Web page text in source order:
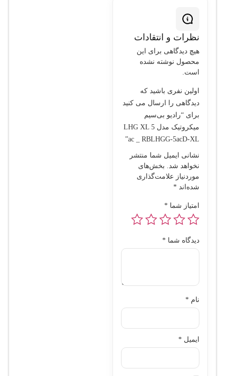
نظرات و انتقادات
هیچ دیدگاهی برای این
محصول نوشته نشده
است.
اولین نفری باشید که
دیدگاهی را ارسال می کنید
برای “رادیو بی‌سیم
میکروتیک مدل LHG XL 5
ac _ RBLHGG-5acD-XL”
نشانی ایمیل شما منتشر
نخواهد شد. بخش‌های
موردنیاز علامت‌گذاری
شده‌اند *
امتیاز شما *
دیدگاه شما *
نام *
ایمیل *